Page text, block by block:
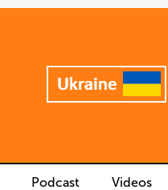
Podcast Videos